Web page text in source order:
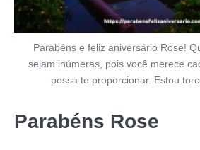
Parabéns e feliz aniversário Rose!
sejam inúmeras, pois você merece
possa te proporcionar. Estou
Parabéns Rose